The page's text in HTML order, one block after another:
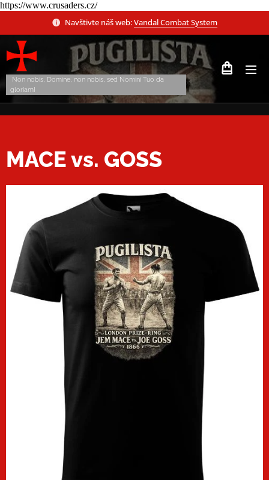
https://www.crusaders.cz/
Navštivte náš web:Vandal Combat System
Non nobis, Domine, non nobis, sed Nomini Tuo da
gloriam!
MACE vs. GOSS